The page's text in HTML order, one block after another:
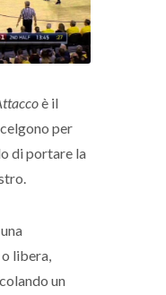
è il
per
di portare la
libera,
un